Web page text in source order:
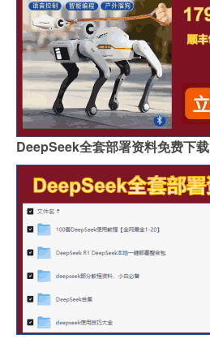
DeepSeek全套部署资料免费下载